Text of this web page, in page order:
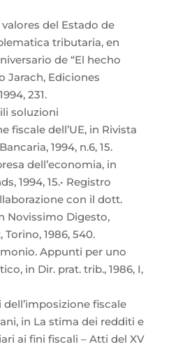
del Estado de
tributaria, en
de “El hecho
Jarach, Ediciones
231.
soluzioni
fiscale dell’UE, in Rivista
1994, n.6, 15.
dell’economia, in
1994, 15.• Registro
con il dott.
Novissimo Digesto,
1986, 540.
Appunti per uno
in Dir. prat. trib., 1986, I,
fiscale
in La stima dei redditi e
ai fini fiscali – Atti del XV